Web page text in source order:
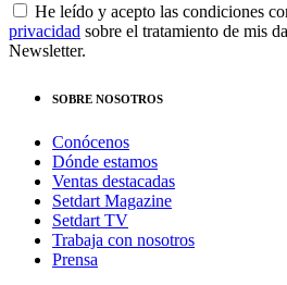
He leído y acepto las condiciones
privacidad sobre el tratamiento de mis
Newsletter.
SOBRE NOSOTROS
Conócenos
Dónde estamos
Ventas destacadas
Setdart Magazine
Setdart TV
Trabaja con nosotros
Prensa